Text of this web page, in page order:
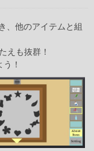
、他のアイテムと組
えも抜群！
！